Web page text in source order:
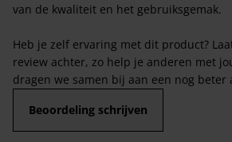
van de kwaliteit en het gebruiksgemak.
Heb je zelf ervaring met dit product?
review achter, zo help je anderen met
dragen we samen bij aan een nog beter
Beoordeling schrijven